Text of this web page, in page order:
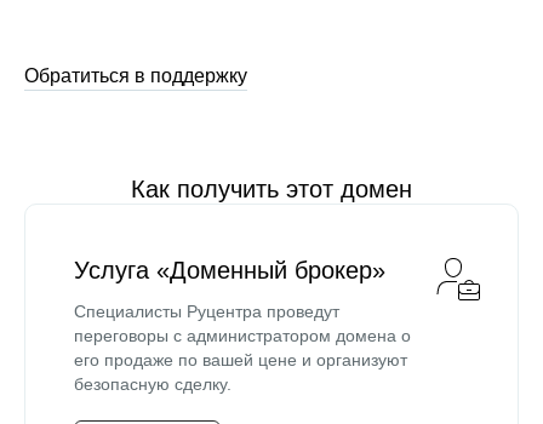
Обратиться в поддержку
Как получить этот домен
Услуга «Доменный брокер»
Специалисты Руцентра проведут
переговоры с администратором домена о
его продаже по вашей цене и организуют
безопасную сделку.